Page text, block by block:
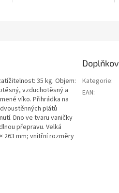
35 kg. Objem:
vzduchotěsný a
víko. Přihrádka na
plátů
Dno ve tvaru vaničky
přepravu. Velká
263 mm; vnitřní rozměry
Kategorie:
EAN: